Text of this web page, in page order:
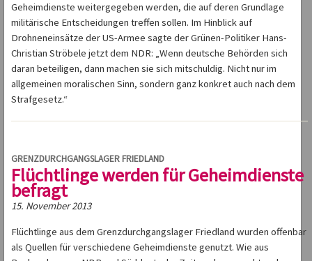
Geheimdienste weitergegeben werden, die auf deren Grundlage
militärische Entscheidungen treffen sollen. Im Hinblick auf
Drohneneinsätze der US-Armee sagte der Grünen-Politiker Hans-
Christian Ströbele jetzt dem NDR: „Wenn deutsche Behörden sich
daran beteiligen, dann machen sie sich mitschuldig. Nicht nur im
allgemeinen moralischen Sinn, sondern ganz konkret auch nach dem
Strafgesetz.“
GRENZDURCHGANGSLAGER FRIEDLAND
Flüchtlinge werden für Geheimdienste
befragt
15. November 2013
Flüchtlinge aus dem Grenzdurchgangslager Friedland wurden offenbar
als Quellen für verschiedene Geheimdienste genutzt. Wie aus